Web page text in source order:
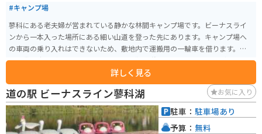
#キャンプ場
蓼科にある老夫婦が営まれている静かな林間キャンプ場です。ビーナスライ
ンから一本入った場所にある細い山道を登った先にあります。キャンプ場へ
の車両の乗り入れはできないため、敷地内で運搬用の一輪車を借ります。ゴ
ザの貸し出しがあるため、荷物置き場や靴を脱いでまったりするなどとても
助かります。リピーターの方が多いという噂通り、管理人のご夫婦の雰囲気
がとても良く、また夜も静かなため蓼科の自然を満喫できます。
詳しく見る
道の駅 ビーナスライン蓼科湖 お気に入り
駐車： 駐車場あり
予算： 無料